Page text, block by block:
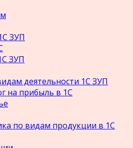
ЗУП
ЗУП
деятельности 1С ЗУП
на прибыль в 1С
по видам продукции в 1С